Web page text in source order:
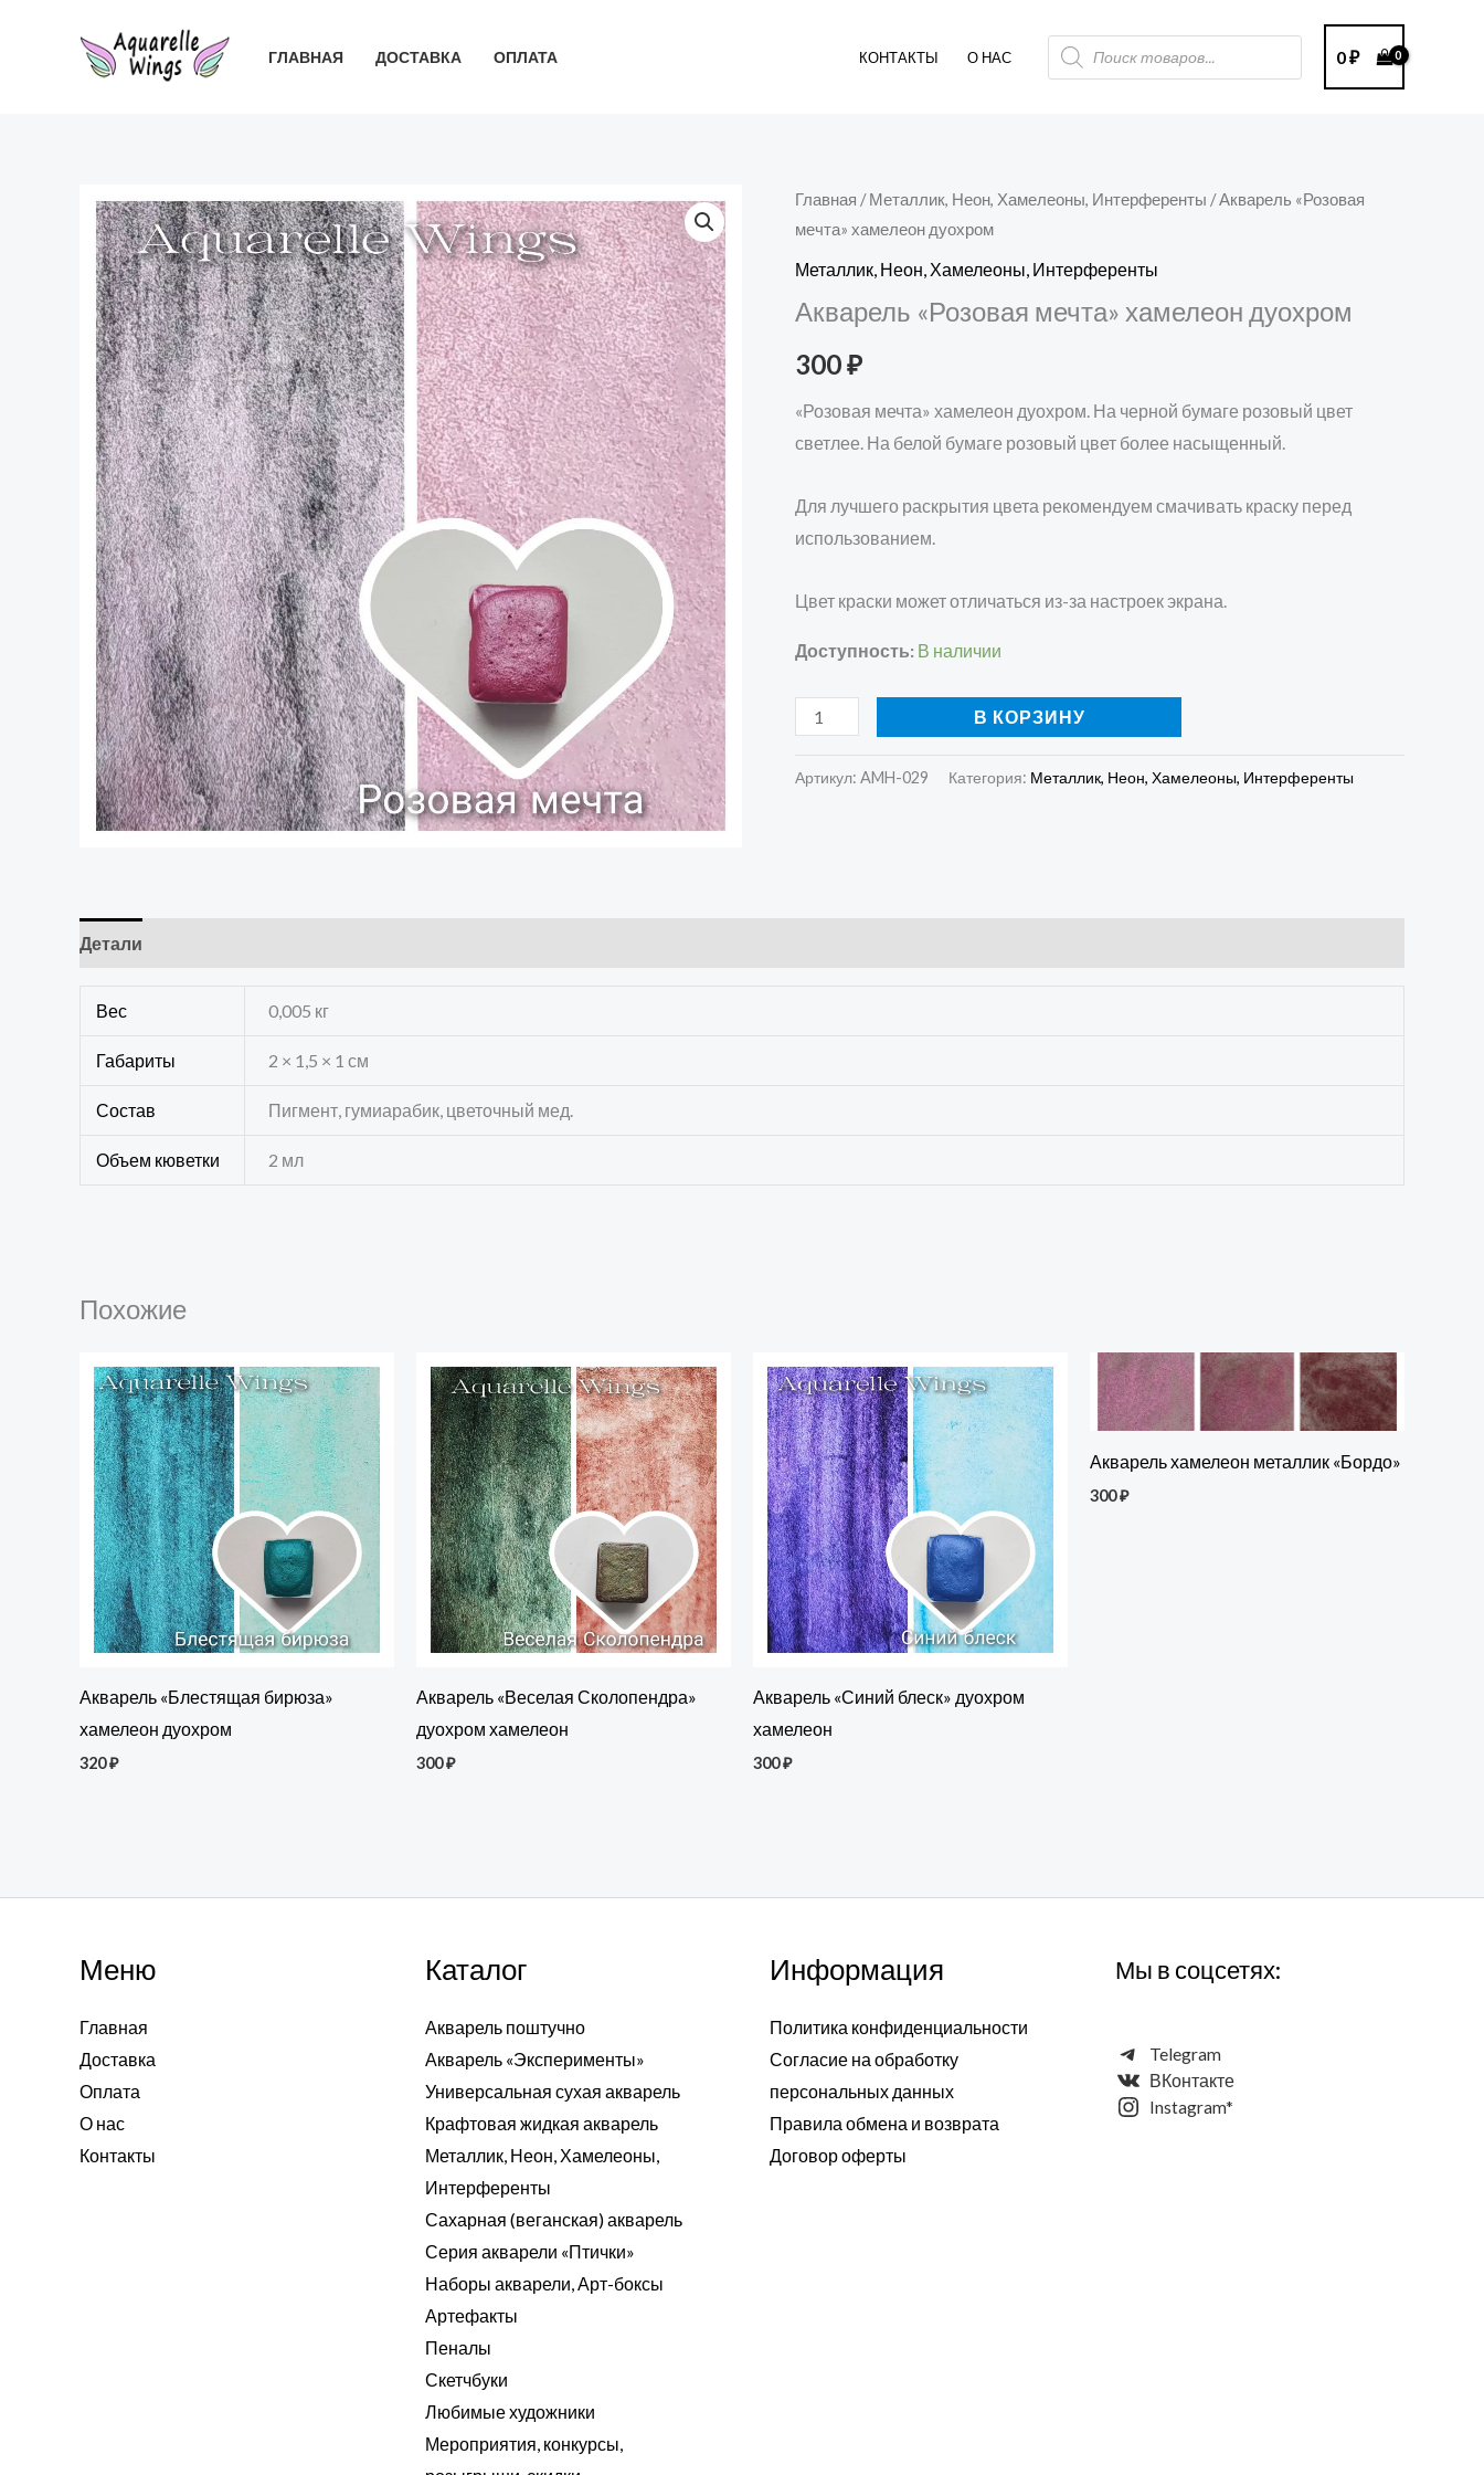
содержимому
ГЛАВНАЯ ДОСТАВКА ОПЛАТА КОНТАКТЫ О НАС
Поиск
товаров
0₽
Главная /Металлик, Неон, Хамелеоны, Интерференты / Акварель «Розовая
мечта» хамелеон дуохром
Металлик, Неон, Хамелеоны, Интерференты
Акварель «Розовая мечта» хамелеон дуохром
300₽
«Розовая мечта» хамелеон дуохром. На черной бумаге розовый цвет
светлее. На белой бумаге розовый цвет более насыщенный.
Для лучшего раскрытия цвета рекомендуем смачивать краску перед
использованием.
Цвет краски может отличаться из-за настроек экрана.
Доступность: В наличии
Количество
товара
Акварель
мечта"
хамелеон
В КОРЗИНУ
Артикул: AMH-029 Категория: Металлик, Неон, Хамелеоны, Интерференты
Детали
Вес 0,005 кг
Габариты 2 × 1,5 × 1 см
Состав Пигмент, гумиарабик, цветочный мед.
Объем кюветки 2 мл
Похожие
Акварель «Блестящая бирюза»
хамелеон дуохром
320₽
Акварель «Веселая Сколопендра»
дуохром хамелеон
300₽
Акварель «Синий блеск» дуохром
хамелеон
300₽
Акварель хамелеон металлик «Бордо»
300₽
Меню
Главная
Доставка
Оплата
О нас
Контакты
Каталог
Акварель поштучно
Акварель «Эксперименты»
Универсальная сухая акварель
Крафтовая жидкая акварель
Металлик, Неон, Хамелеоны,
Интерференты
Сахарная (веганская) акварель
Серия акварели «Птички»
Наборы акварели, Арт-боксы
Артефакты
Пеналы
Скетчбуки
Любимые художники
Мероприятия, конкурсы,
Информация
Политика конфиденциальности
Согласие на обработку
персональных данных
Правила обмена и возврата
Договор оферты
Мы в соцсетях:
Telegram
ВКонтакте
Instagram*